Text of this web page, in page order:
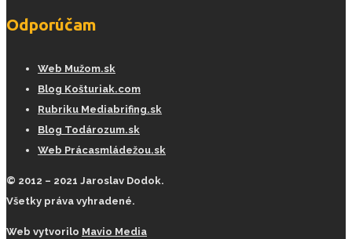
Odporúčam
Web Mužom.sk
Blog Košturiak.com
Rubriku Mediabrifing.sk
Blog Todározum.sk
Web Prácasmládežou.sk
© 2012 – 2021 Jaroslav Dodok.
Všetky práva vyhradené.
Web vytvorilo Mavio Media